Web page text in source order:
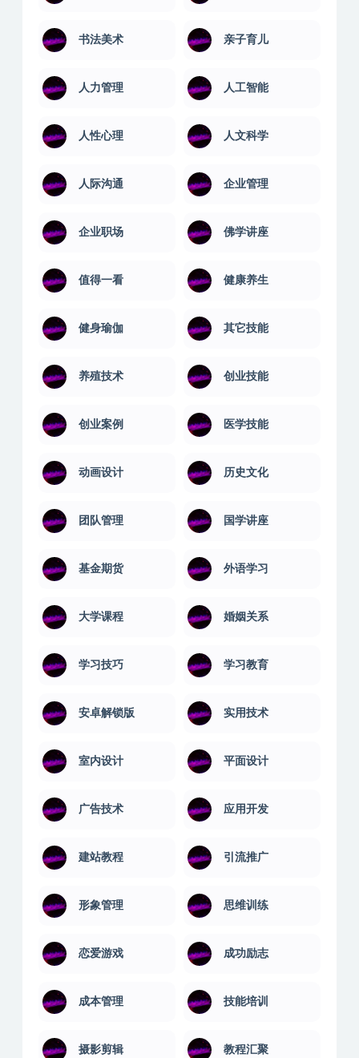
书法美术 亲子育儿
人力管理 人工智能
人性心理 人文科学
人际沟通 企业管理
企业职场 佛学讲座
值得一看 健康养生
健身瑜伽 其它技能
养殖技术 创业技能
创业案例 医学技能
动画设计 历史文化
团队管理 国学讲座
基金期货 外语学习
大学课程 婚姻关系
学习技巧 学习教育
安卓解锁版 实用技术
室内设计 平面设计
广告技术 应用开发
建站教程 引流推广
形象管理 思维训练
恋爱游戏 成功励志
成本管理 技能培训
摄影剪辑 教程汇聚